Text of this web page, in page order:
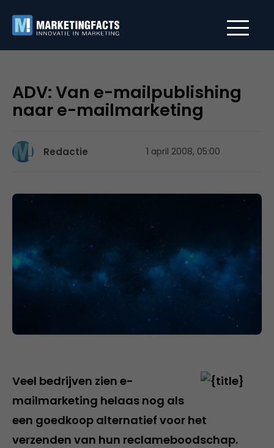
ADV: Van e-mailpublishing
naar e-mailmarketing
Redactie 1 april 2008, 05:00
Veel bedrijven zien e-
mailmarketing helaas nog als
een goedkoop alternatief voor het
verzenden van hun reclameboodschap.